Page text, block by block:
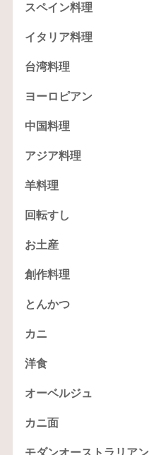
スペイン料理
イタリア料理
台湾料理
ヨーロピアン
中国料理
アジア料理
羊料理
回転すし
お土産
創作料理
とんかつ
カニ
洋食
オーベルジュ
カニ面
モダンオーストラリアン